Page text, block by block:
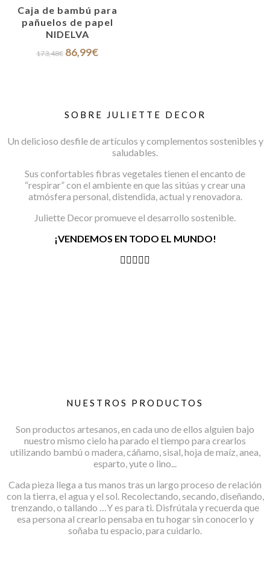
múltiples
variantes.
opciones
la
página
producto
Caja de bambú para
pañuelos de papel
NIDELVA
173,48€ El
precio
86,99€El
SOBRE JULIETTE DECOR
Un delicioso desfile de artículos y complementos sostenibles y
saludables.
Sus confortables fibras vegetales tienen el encanto de
“respirar” con el ambiente en que las sitúas y crear una
atmósfera personal, distendida, actual y renovadora.
Juliette Decor promueve el desarrollo sostenible.
¡VENDEMOS EN TODO EL MUNDO!
NUESTROS PRODUCTOS
Son productos artesanos, en cada uno de ellos alguien bajo
nuestro mismo cielo ha parado el tiempo para crearlos
utilizando bambú o madera, cáñamo, sisal, hoja de maíz, anea,
esparto, yute o lino...
Cada pieza llega a tus manos tras un largo proceso de relación
con la tierra, el agua y el sol. Recolectando, secando, diseñando,
trenzando, o tallando …Y es para ti. Disfrútala y recuerda que
esa persona al crearlo pensaba en tu hogar sin conocerlo y
soñaba tu espacio, para cuidarlo.